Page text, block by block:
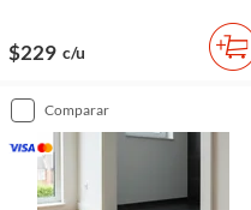
$229 c/u
comparar